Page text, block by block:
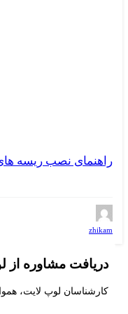
راهنمای نصب ریسه
zhikam
دریافت مشاوره از
کارشناسان لوپ لایت،